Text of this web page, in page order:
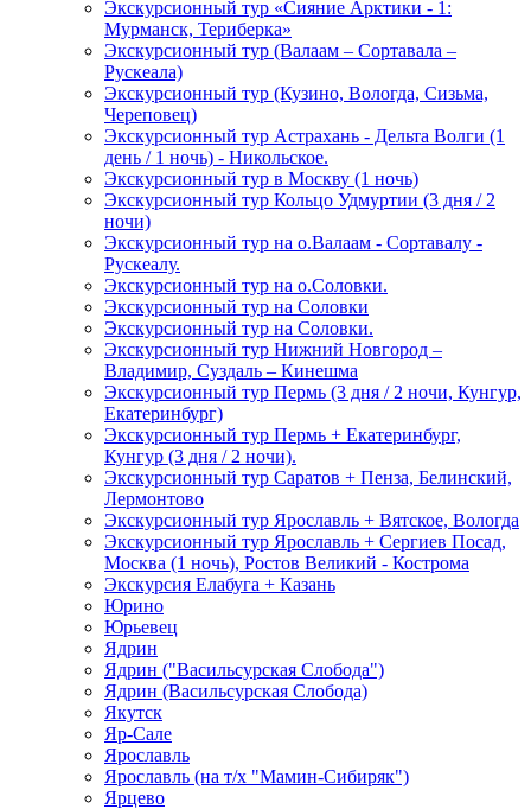
Экскурсионный тур «Сияние Арктики - 1:
Мурманск, Териберка»
Экскурсионный тур (Валаам – Сортавала –
Рускеала)
Экскурсионный тур (Кузино, Вологда, Сизьма,
Череповец)
Экскурсионный тур Астрахань - Дельта Волги (1
день / 1 ночь) - Никольское.
Экскурсионный тур в Москву (1 ночь)
Экскурсионный тур Кольцо Удмуртии (3 дня / 2
ночи)
Экскурсионный тур на о.Валаам - Сортавалу -
Рускеалу.
Экскурсионный тур на о.Соловки.
Экскурсионный тур на Соловки
Экскурсионный тур на Соловки.
Экскурсионный тур Нижний Новгород –
Владимир, Суздаль – Кинешма
Экскурсионный тур Пермь (3 дня / 2 ночи, Кунгур,
Екатеринбург)
Экскурсионный тур Пермь + Екатеринбург,
Кунгур (3 дня / 2 ночи).
Экскурсионный тур Саратов + Пенза, Белинский,
Лермонтово
Экскурсионный тур Ярославль + Вятское, Вологда
Экскурсионный тур Ярославль + Сергиев Посад,
Москва (1 ночь), Ростов Великий - Кострома
Экскурсия Елабуга + Казань
Юрино
Юрьевец
Ядрин
Ядрин ("Васильсурская Слобода")
Ядрин (Васильсурская Слобода)
Якутск
Яр-Сале
Ярославль
Ярославль (на т/х "Мамин-Сибиряк")
Ярцево